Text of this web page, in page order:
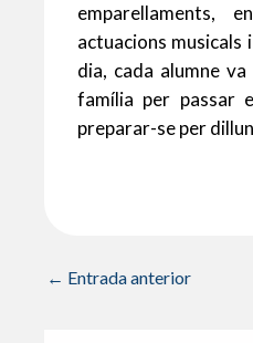
emparellaments,
actuacions musicals
dia, cada alumne
família per passar
preparar-se per
← Entrada anterior